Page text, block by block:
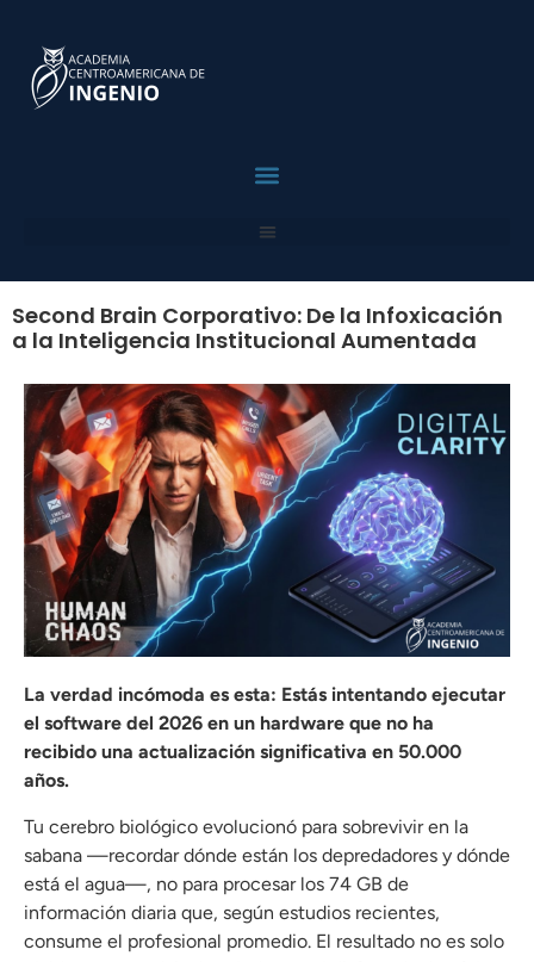
Second Brain Corporativo: De la Infoxicación
a la Inteligencia Institucional Aumentada
La verdad incómoda es esta: Estás intentando ejecutar
el software del 2026 en un hardware que no ha
recibido una actualización significativa en 50.000
años.
Tu cerebro biológico evolucionó para sobrevivir en la
sabana —recordar dónde están los depredadores y dónde
está el agua—, no para procesar los 74 GB de
información diaria que, según estudios recientes,
consume el profesional promedio. El resultado no es solo